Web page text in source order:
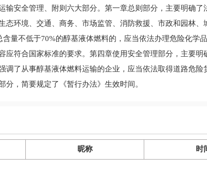
安全管理、附则六大部分。第一章总则部分，主要明确了
环境、交通、商务、市场监管、消防救援、市政和园林、
量不低于70%的醇基液体燃料的，应当依法办理危险化学
符合国家标准的要求。第四章使用安全管理部分，主要明
了从事醇基液体燃料运输的企业，应当依法取得道路危险
，简要规定了《暂行办法》生效时间。
昵称 时